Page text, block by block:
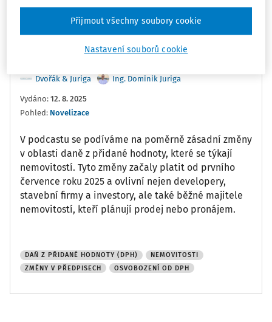
Poznámka Sledovat
Přepis Související
Dvořák & Juriga Ing. Dominik Juriga
Vydáno: 12. 8. 2025
Pohled: Novelizace
V podcastu se podíváme na poměrně zásadní změny
v oblasti daně z přidané hodnoty, které se týkají
nemovitostí. Tyto změny začaly platit od prvního
července roku 2025 a ovlivní nejen developery,
stavební firmy a investory, ale také běžné majitele
nemovitostí, kteří plánují prodej nebo pronájem.
DAŇ Z PŘIDANÉ HODNOTY (DPH)
NEMOVITOSTI
ZMĚNY V PŘEDPISECH
OSVOBOZENÍ OD DPH
Nastavení souborů cookie
Přijmout všechny soubory cookie